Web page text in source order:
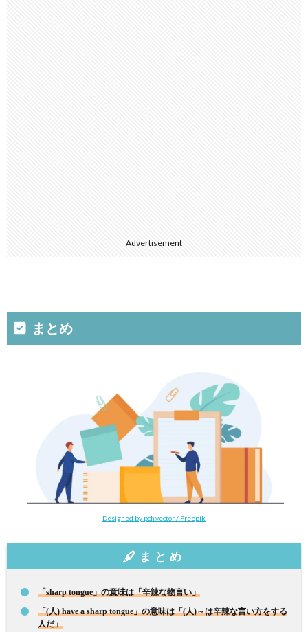
Advertisement
まとめ
Designed by pch.vector / Freepik
まとめ
「sharp tongue」の意味は「辛辣な物言い」
「(人) have a sharp tongue」の意味は「(人)～は辛辣な言い方をする
人だ」